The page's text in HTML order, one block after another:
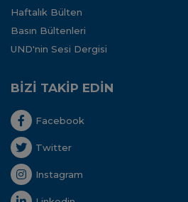
Haftalık Bülten
Basın Bültenleri
UND'nin Sesi Dergisi
BİZİ TAKİP EDİN
Facebook
Twitter
Instagram